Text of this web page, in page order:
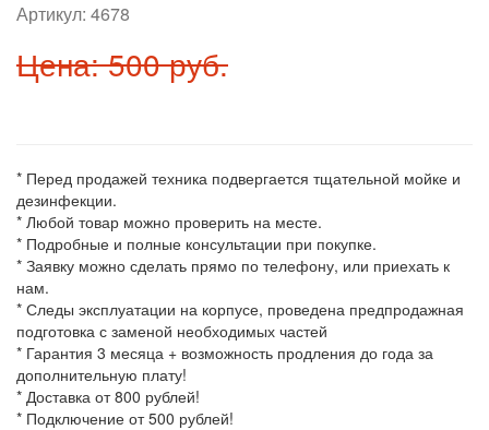
Артикул: 4678
Цена: 500 руб.
* Перед продажей техника подвергается тщательной мойке и
дезинфекции.
* Любой товар можно проверить на месте.
* Подробные и полные консультации при покупке.
* Заявку можно сделать прямо по телефону, или приехать к
нам.
* Следы эксплуатации на корпусе, проведена предпродажная
подготовка с заменой необходимых частей
* Гарантия 3 месяца + возможность продления до года за
дополнительную плату!
* Доставка от 800 рублей!
* Подключение от 500 рублей!